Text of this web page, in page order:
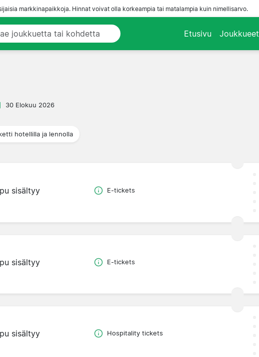
markkinapaikkoja. Hinnat voivat olla korkeampia tai matalampia kuin nimellisarvo.
Etusivu Joukkueet
30 Elokuu 2026
hotellilla ja lennolla
sisältyy E-tickets
sisältyy E-tickets
sisältyy Hospitality tickets